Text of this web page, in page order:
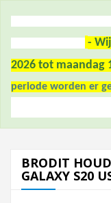
-
2026 tot maandag
periode worden er
BRODIT
GALAXY S20